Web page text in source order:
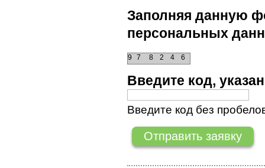
Заполняя данную
персональных
6
4
2
8
9 7
Введите код,
Введите код без